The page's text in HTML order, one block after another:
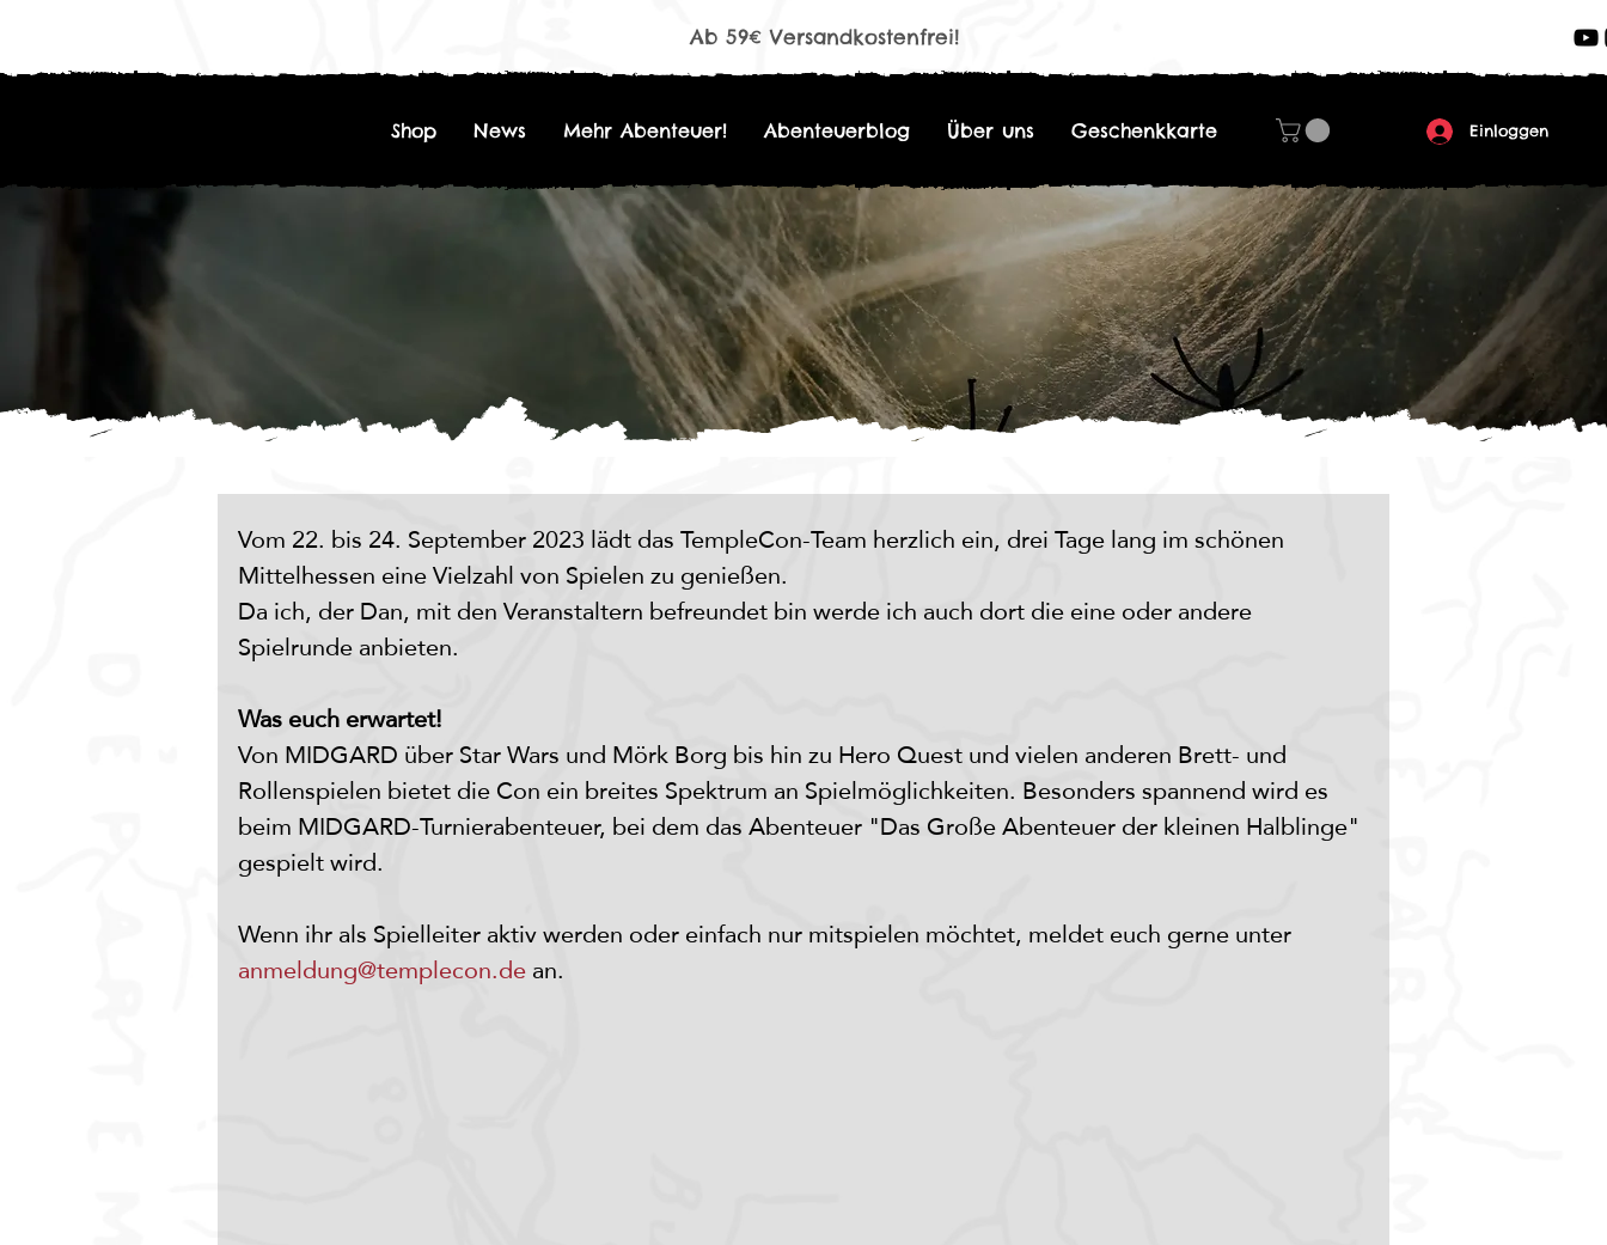
Ab 59€ Versandkostenfrei!
Shop News Mehr Abenteuer! Abenteuerblog Über uns Geschenkkarte Einloggen
Vom 22. bis 24. September 2023 lädt das TempleCon-Team herzlich ein, drei Tage lang im schönen
Mittelhessen eine Vielzahl von Spielen zu genießen.
Da ich, der Dan, mit den Veranstaltern befreundet bin werde ich auch dort die eine oder andere
Spielrunde anbieten.
Was euch erwartet!
Von MIDGARD über Star Wars und Mörk Borg bis hin zu Hero Quest und vielen anderen Brett- und
Rollenspielen bietet die Con ein breites Spektrum an Spielmöglichkeiten. Besonders spannend wird es
beim MIDGARD-Turnierabenteuer, bei dem das Abenteuer "Das Große Abenteuer der kleinen Halblinge"
gespielt wird.
Wenn ihr als Spielleiter aktiv werden oder einfach nur mitspielen möchtet, meldet euch gerne unter
anmeldung@templecon.de an.